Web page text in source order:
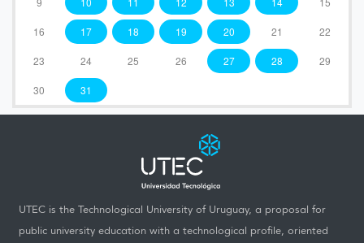
16 17 18 19 20 21 22
23 24 25 26 27 28 29
30 31
UTEC is the Technological University of Uruguay, a proposal for
public university education with a technological profile, oriented